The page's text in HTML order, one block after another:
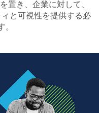
置き、企業に対して、
と可視性を提供する必
。